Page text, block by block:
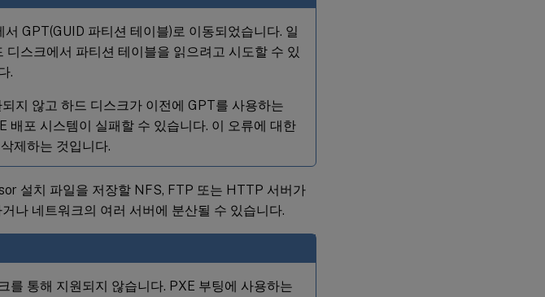
GPT(GUID 파티션 테이블)로 이동되었습니다. 일
스크에서 파티션 테이블을 읽으려고 시도할 수 있
.
지 않고 하드 디스크가 이전에 GPT를 사용하는
포 시스템이 실패할 수 있습니다. 이 오류에 대한
제하는 것입니다.
설치 파일을 저장할 NFS, FTP 또는 HTTP 서버가
나 네트워크의 여러 서버에 분산될 수 있습니다.
를 통해 지원되지 않습니다. PXE 부팅에 사용하는